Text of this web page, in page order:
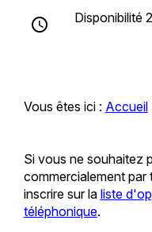
access_time Disponibilité
Vous êtes ici : Accueil
Si vous ne souhaitez
commercialement
inscrire sur la liste
téléphonique.